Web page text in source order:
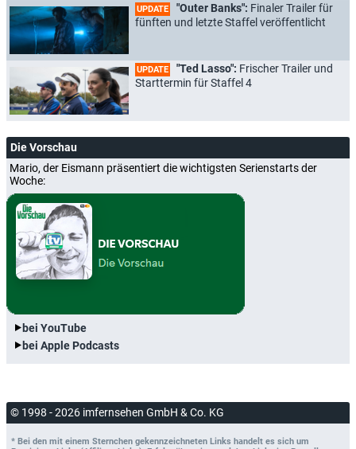
UPDATE "Outer Banks": Finaler Trailer für
fünften und letzte Staffel veröffentlicht
UPDATE "Ted Lasso": Frischer Trailer und
Starttermin für Staffel 4
Die Vorschau
Mario, der Eismann präsentiert die wichtigsten Serienstarts der
Woche:
bei YouTube
bei Apple Podcasts
© 1998 - 2026 imfernsehen GmbH & Co. KG
* Bei den mit einem Sternchen gekennzeichneten Links handelt es sich um